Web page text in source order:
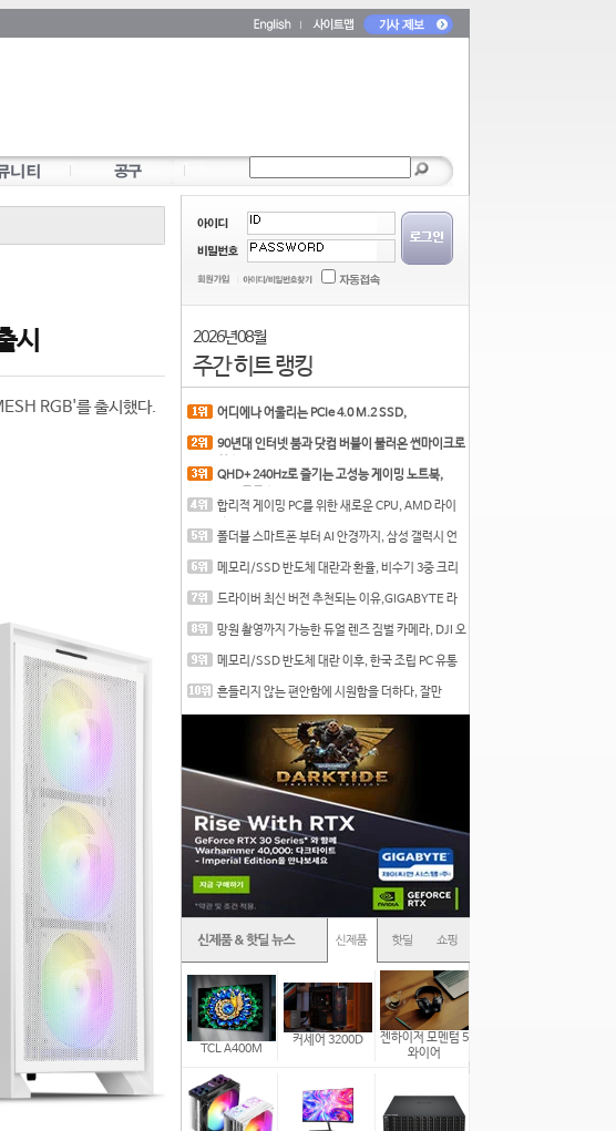
시
RGB'를 출시했다.
2026년 08월
주간 히트 랭킹
어디에나 어울리는 PCIe 4.0 M.2 SSD,
90년대 인터넷 붐과 닷컴 버블이 불러온 썬마이크로
QHD+ 240Hz로 즐기는 고성능 게이밍 노트북,
합리적 게이밍 PC를 위한 새로운 CPU, AMD 라이
폴더블 스마트폰 부터 AI 안경까지, 삼성 갤럭시 언
메모리/SSD 반도체 대란과 환율, 비수기 3중 크리
드라이버 최신 버전 추천되는 이유,GIGABYTE 라
망원 촬영까지 가능한 듀얼 렌즈 짐벌 카메라, DJI 오
메모리/SSD 반도체 대란 이후, 한국 조립 PC 유통
흔들리지 않는 편안함에 시원함을 더하다, 잘만
TCL A400M
커세어 3200D
젠하이저 모멘텀 5
와이어